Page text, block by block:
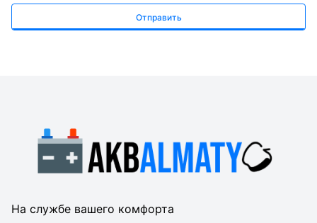
Отправить
На службе вашего комфорта